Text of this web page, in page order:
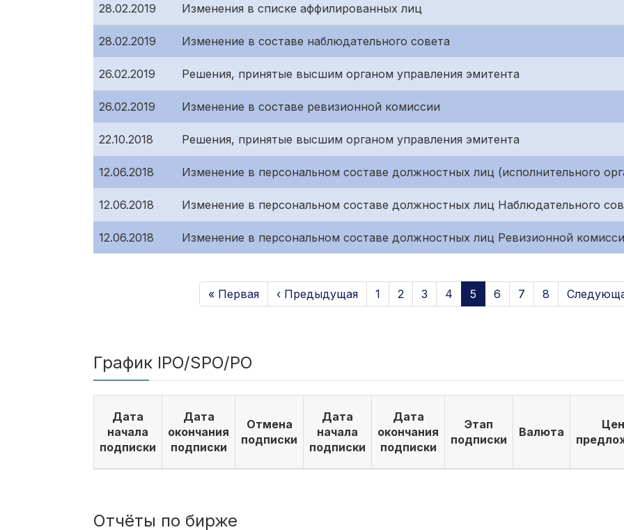
28.02.2019 Изменения в списке аффилированных лиц
28.02.2019 Изменение в составе наблюдательного совета
26.02.2019 Решения, принятые высшим органом управления эмитента
26.02.2019 Изменение в составе ревизионной комиссии
22.10.2018 Решения, принятые высшим органом управления эмитента
12.06.2018 Изменение в персональном составе должностных лиц (исполнительного
12.06.2018 Изменение в персональном составе должностных лиц Наблюдательного
12.06.2018 Изменение в персональном составе должностных лиц Ревизионной
« Первая ‹ Предыдущая 1 2 3 4 5 6 7 8
График IPO/SPO/PO
Дата
начала
подписки
Дата
окончания
подписки
Отмена
подписки
Дата
начала
подписки
Дата
окончания
подписки
Этап
подписки
Валюта
Отчёты по бирже